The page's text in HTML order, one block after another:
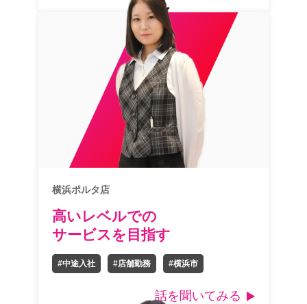
横浜ポルタ店
高いレベルでの
サービスを目指す
#中途入社 #店舗勤務 #横浜市
話を聞いてみる